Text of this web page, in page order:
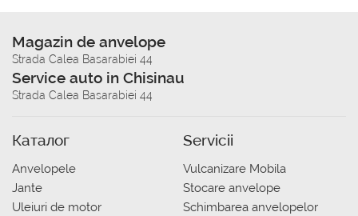
Magazin de anvelope
Strada Calea Basarabiei 44
Service auto in Chisinau
Strada Calea Basarabiei 44
Каталог
Anvelopele
Jante
Uleiuri de motor
Servicii
Vulcanizare Mobila
Stocare anvelope
Schimbarea anvelopelor